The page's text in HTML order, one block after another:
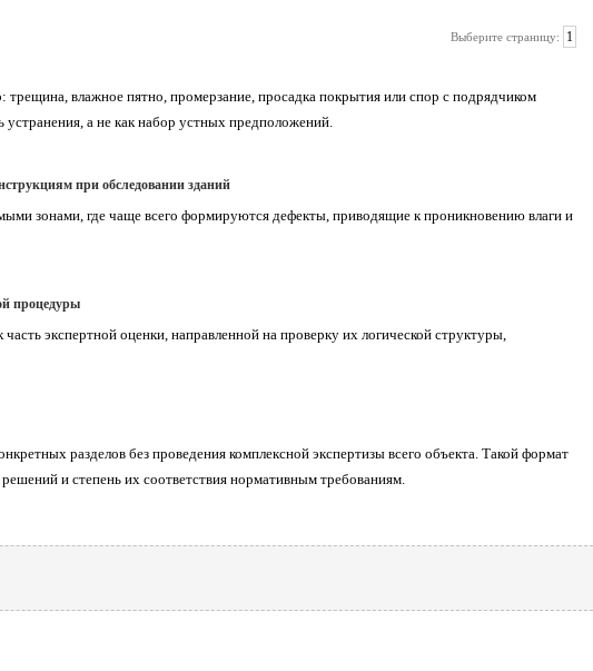
Выберите страницу: 1
влажное пятно, промерзание, просадка покрытия или спор с подрядчиком
а не как набор устных предположений.
при обследовании зданий
зонами, где чаще всего формируются дефекты, приводящие к проникновению влаги и
процедуры
экспертной оценки, направленной на проверку их логической структуры,
разделов без проведения комплексной экспертизы всего объекта. Такой формат
и степень их соответствия нормативным требованиям.